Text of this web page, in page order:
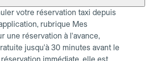
votre réservation taxi depuis
rubrique Mes
une réservation à l'avance,
jusqu'à 30 minutes avant le
immédiate, elle est